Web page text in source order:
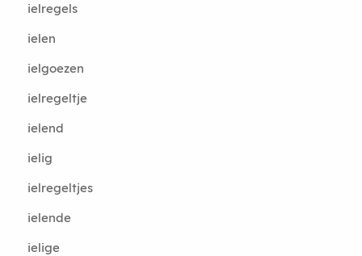
ielregels
ielen
ielgoezen
ielregeltje
ielend
ielig
ielregeltjes
ielende
ielige